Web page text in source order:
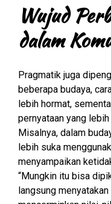
Wujud
dalam
Pragmatik juga
beberapa budaya,
lebih hormat,
pernyataan yang
Misalnya, dalam
lebih suka
menyampaikan
“Mungkin itu bisa
langsung